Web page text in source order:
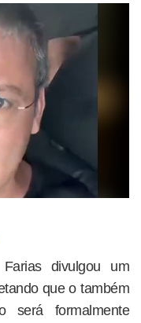
divulgou um
que o também
será formalmente